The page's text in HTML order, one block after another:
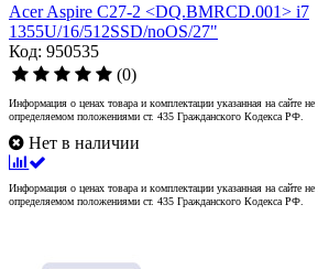
Acer Aspire C27-2 <DQ.BMRCD.001> i7
1355U/16/512SSD/noOS/27"
Код: 950535
(0)
Информация о ценах товара и комплектации указанная на сайте
определяемом положениями ст. 435 Гражданского Кодекса РФ.
Нет в наличии
Информация о ценах товара и комплектации указанная на сайте
определяемом положениями ст. 435 Гражданского Кодекса РФ.